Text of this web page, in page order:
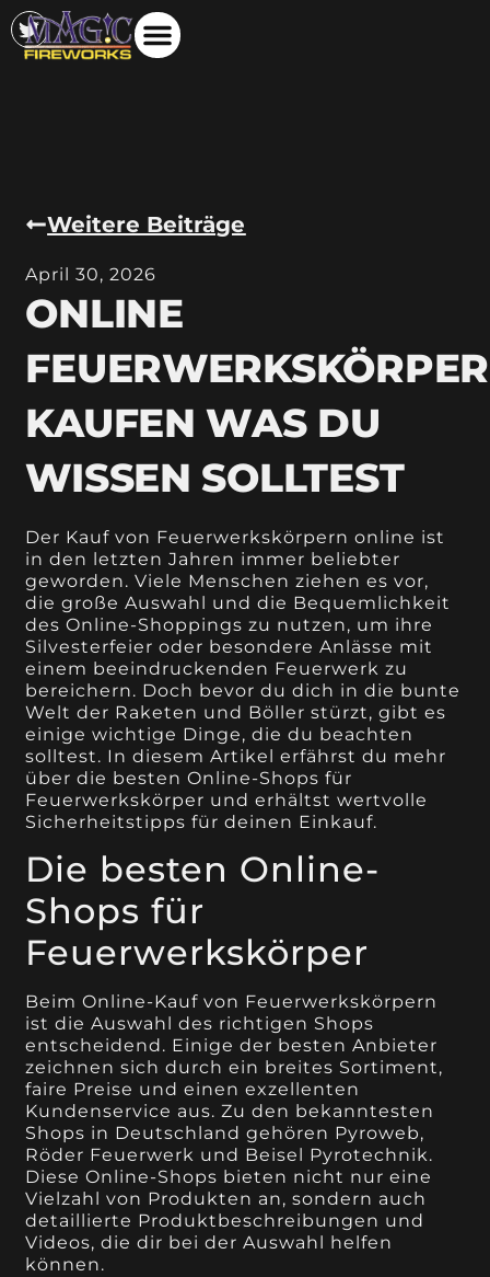
Weitere Beiträge
April 30, 2026
ONLINE
FEUERWERKSKÖRPER
KAUFEN WAS DU
WISSEN SOLLTEST
Der Kauf von Feuerwerkskörpern online ist
in den letzten Jahren immer beliebter
geworden. Viele Menschen ziehen es vor,
die große Auswahl und die Bequemlichkeit
des Online-Shoppings zu nutzen, um ihre
Silvesterfeier oder besondere Anlässe mit
einem beeindruckenden Feuerwerk zu
bereichern. Doch bevor du dich in die bunte
Welt der Raketen und Böller stürzt, gibt es
einige wichtige Dinge, die du beachten
solltest. In diesem Artikel erfährst du mehr
über die besten Online-Shops für
Feuerwerkskörper und erhältst wertvolle
Sicherheitstipps für deinen Einkauf.
Die besten Online-
Shops für
Feuerwerkskörper
Beim Online-Kauf von Feuerwerkskörpern
ist die Auswahl des richtigen Shops
entscheidend. Einige der besten Anbieter
zeichnen sich durch ein breites Sortiment,
faire Preise und einen exzellenten
Kundenservice aus. Zu den bekanntesten
Shops in Deutschland gehören Pyroweb,
Röder Feuerwerk und Beisel Pyrotechnik.
Diese Online-Shops bieten nicht nur eine
Vielzahl von Produkten an, sondern auch
detaillierte Produktbeschreibungen und
Videos, die dir bei der Auswahl helfen
können.